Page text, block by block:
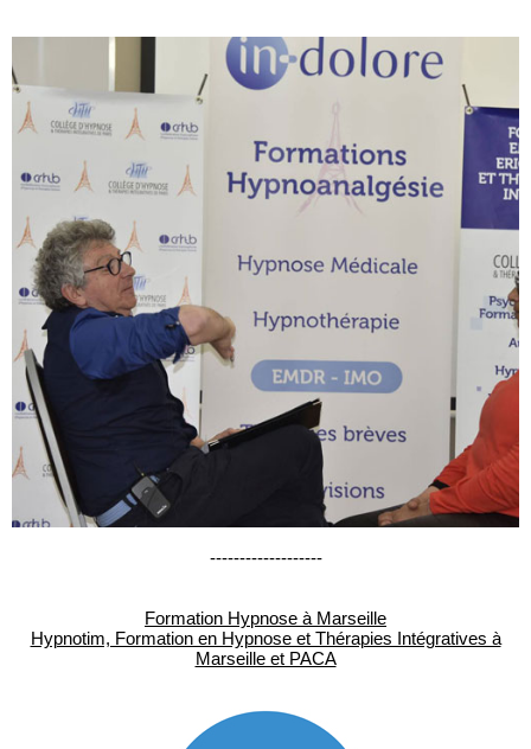
-------------------
Formation Hypnose à Marseille
Hypnotim, Formation en Hypnose et Thérapies Intégratives à
Marseille et PACA